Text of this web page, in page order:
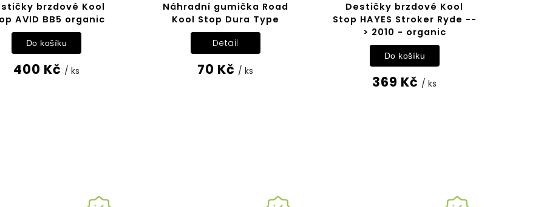
brzdové Kool
AVID BB5 organic
400 Kč / ks
Do košíku
Náhradní gumička Road
Kool Stop Dura Type
70 Kč / ks
Detail
Destičky brzdové Kool
Stop HAYES Stroker Ryde --
> 2010 - organic
369 Kč / ks
Do košíku